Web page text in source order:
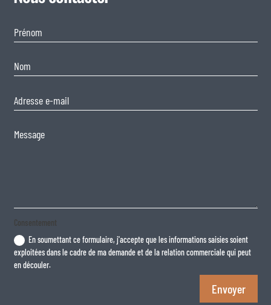
Consentement
En soumettant ce formulaire, j'accepte que les informations saisies soient
exploitées dans le cadre de ma demande et de la relation commerciale qui peut
en découler.
Envoyer